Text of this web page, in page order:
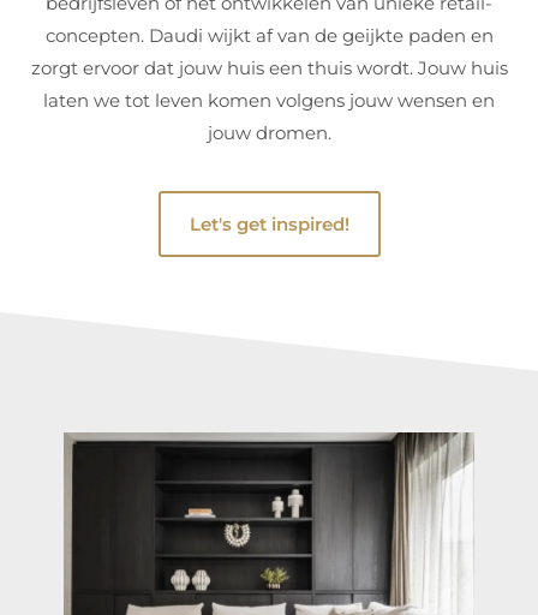
concepten. Daudi wijkt af van de geijkte paden en
zorgt ervoor dat jouw huis een thuis wordt. Jouw huis
laten we tot leven komen volgens jouw wensen en
jouw dromen.
Let's get inspired!